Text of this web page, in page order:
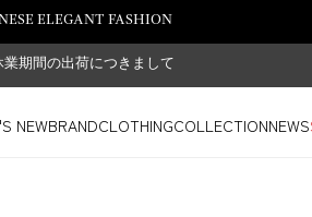
ELEGANT FASHION
業期間の出荷につきまして
NEWBRANDCLOTHINGCOLLECTIONNEWS